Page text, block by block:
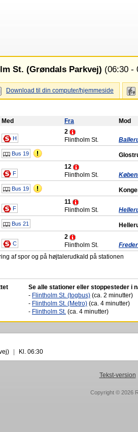
St. (Grøndals Parkvej) (06:30 -
Download til din computer/hjemmeside
Med Fra Mod
H
2
Flintholm St.
Bus 19
F
12
Flintholm St.
Bus 19
F
11
Flintholm St.
Bus 21
C
2
Flintholm St.
af spor og på højtalerudkald på stationen
Se alle stationer eller stoppesteder i
- Flintholm St. (togbus) (ca. 2 minutter)
- Flintholm St. (Metro) (ca. 4 minutter)
- Flintholm St. (ca. 4 minutter)
Kl. 06:30
Tekst-version
Copyright © 2026